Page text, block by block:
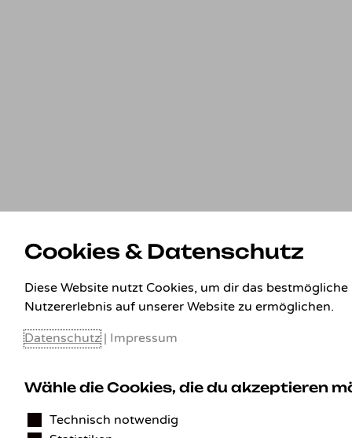
Cookies & Datenschutz
Diese Website nutzt Cookies, um dir das bestmögliche
Nutzererlebnis auf unserer Website zu ermöglichen.
Datenschutz | Impressum
Wähle die Cookies, die du akzeptieren
Technisch notwendig